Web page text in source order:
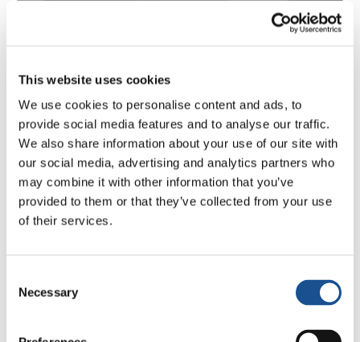
This website uses cookies
We use cookies to personalise content and ads, to
provide social media features and to analyse our traffic.
We also share information about your use of our site with
our social media, advertising and analytics partners who
may combine it with other information that you’ve
provided to them or that they’ve collected from your use
of their services.
Selection
Necessary
"Inspiration Box" per iniziare a
pianificare il tuo evento.
Download